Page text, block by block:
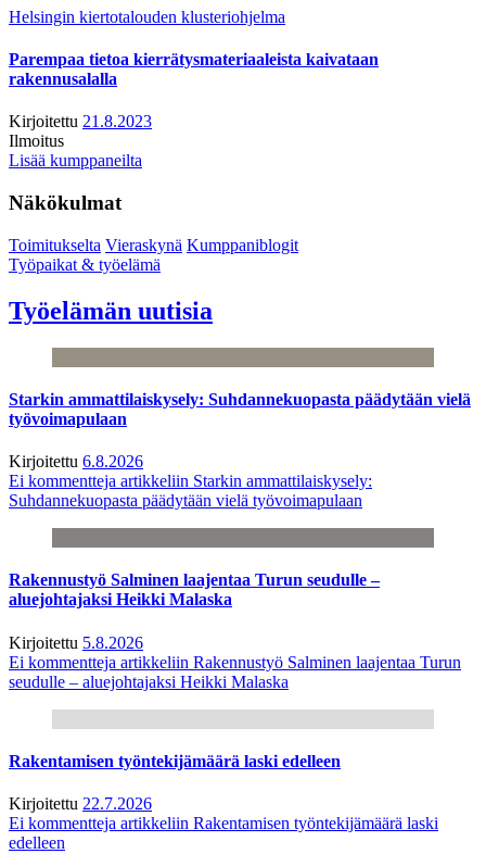
Helsingin kiertotalouden klusteriohjelma
Parempaa tietoa kierrätysmateriaaleista kaivataan
rakennusalalla
Kirjoitettu 21.8.2023
Ilmoitus
Lisää kumppaneilta
Näkökulmat
Toimitukselta Vieraskynä Kumppaniblogit
Työpaikat & työelämä
Työelämän uutisia
Starkin ammattilaiskysely: Suhdannekuopasta päädytään vielä
työvoimapulaan
Kirjoitettu 6.8.2026
Ei kommentteja artikkeliin Starkin ammattilaiskysely:
Suhdannekuopasta päädytään vielä työvoimapulaan
Rakennustyö Salminen laajentaa Turun seudulle –
aluejohtajaksi Heikki Malaska
Kirjoitettu 5.8.2026
Ei kommentteja artikkeliin Rakennustyö Salminen laajentaa Turun
seudulle – aluejohtajaksi Heikki Malaska
Rakentamisen työntekijämäärä laski edelleen
Kirjoitettu 22.7.2026
Ei kommentteja artikkeliin Rakentamisen työntekijämäärä laski
edelleen